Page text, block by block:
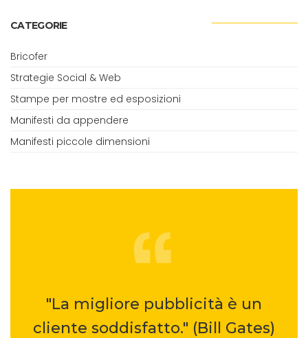
CATEGORIE
Bricofer
Strategie Social & Web
Stampe per mostre ed esposizioni
Manifesti da appendere
Manifesti piccole dimensioni
"La migliore pubblicità è un
cliente soddisfatto." (Bill Gates)